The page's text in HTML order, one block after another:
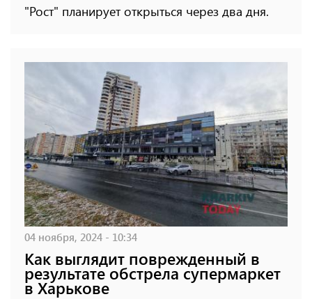
"Рост" планирует открыться через два дня.
04 ноября, 2024 - 10:34
Как выглядит поврежденный в
результате обстрела супермаркет
в Харькове